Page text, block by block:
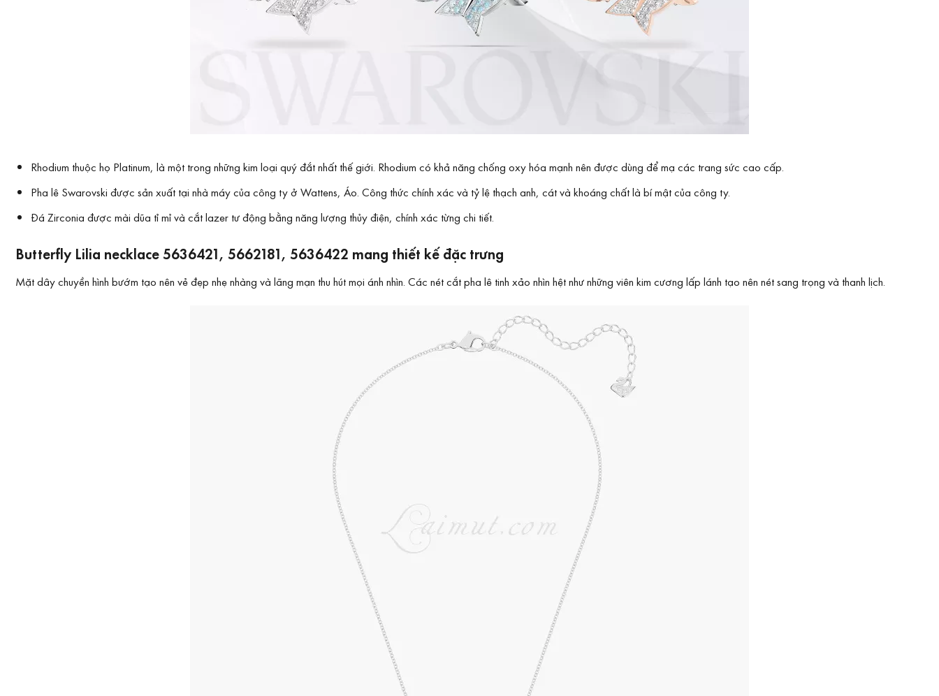
Rhodium thuộc họ Platinum, là một trong những kim loại quý đắt nhất thế giới. Rhodium có khả năng chống oxy hóa mạnh nên được dùng để mạ các trang sức cao cấp.
Pha lê Swarovski được sản xuất tại nhà máy của công ty ở Wattens, Áo. Công thức chính xác và tỷ lệ thạch anh, cát và khoáng chất là bí mật của công ty.
Đá Zirconia được mài dũa tỉ mỉ và cắt lazer tư động bằng năng lượng thủy điện, chính xác từng chi tiết.
Butterfly Lilia necklace 5636421, 5662181, 5636422 mang thiết kế đặc trưng
Mặt dây chuyền hình bướm tạo nên vẻ đẹp nhẹ nhàng và lãng mạn thu hút mọi ánh nhìn. Các nét cắt pha lê tinh xảo nhìn hệt như những viên kim cương lấp lánh tạo nên nét sang trọng và thanh lịch.